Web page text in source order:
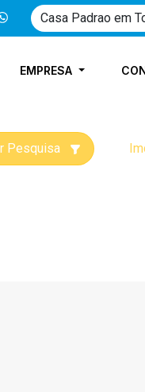
EMPRESA
Pesquisa